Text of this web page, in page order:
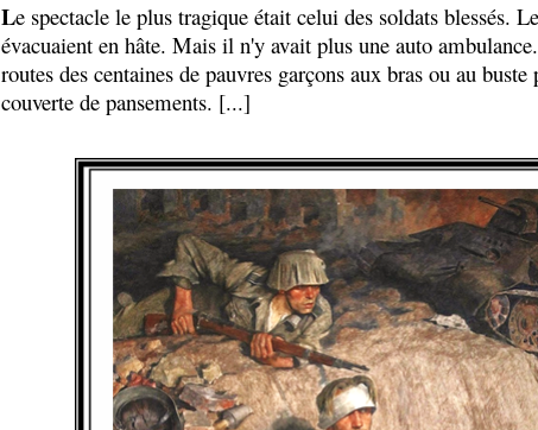
Le spectacle le plus tragique était celui des soldats blessés.
évacuaient en hâte. Mais il n'y avait plus une auto
routes des centaines de pauvres garçons aux bras ou au
couverte de pansements. [...]